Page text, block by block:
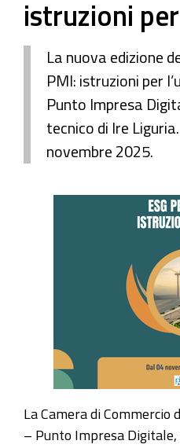
istruzioni per
La nuova edizione
PMI: istruzioni per
Punto Impresa
tecnico di Ire
novembre 2025.
La Camera di Commercio
– Punto Impresa Digitale,